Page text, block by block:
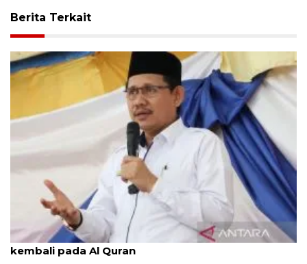
Berita Terkait
Rektor UIN Palu: Ramadhan momentum untuk
kembali pada Al Quran